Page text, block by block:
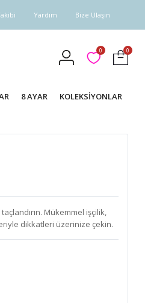
Yardım Bize Ulaşın
0 0
8 AYAR KOLEKSİYONLAR
Mükemmel işçilik,
dikkatleri üzerinize çekin.